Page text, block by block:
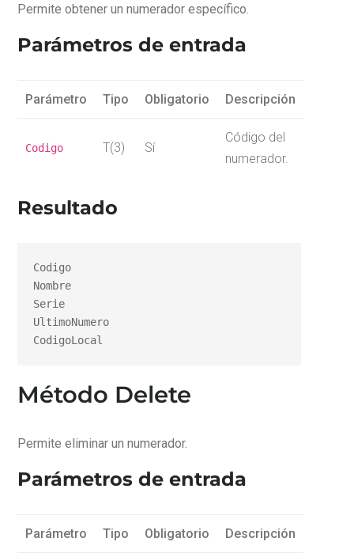
Permite obtener un numerador específico.
Parámetros de entrada
Parámetro Tipo Obligatorio Descripción
Codigo T(3) Sí
Código del
numerador.
Resultado
Codigo
Nombre
Serie
UltimoNumero
CodigoLocal
Método Delete
Permite eliminar un numerador.
Parámetros de entrada
Parámetro Tipo Obligatorio Descripción